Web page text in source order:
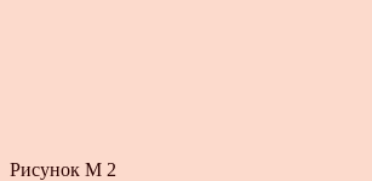
Рисунок М 2